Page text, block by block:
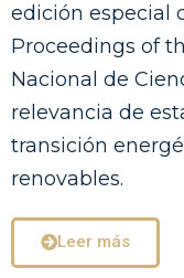
edición especial
Proceedings of
Nacional de
relevancia de
transición
renovables.
Leer más